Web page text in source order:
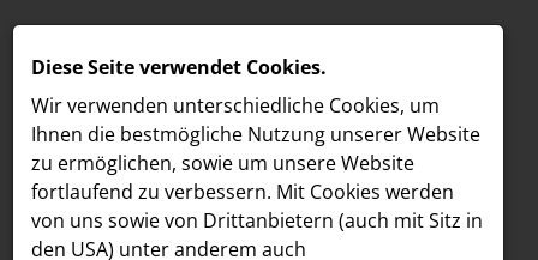
Diese Seite verwendet Cookies.
Wir verwenden unterschiedliche Cookies, um
Ihnen die best­mögliche Nutzung unserer Website
zu ermöglichen, sowie um unsere Website
fortlaufend zu verbessern. Mit Cookies werden
von uns sowie von Drittanbietern (auch mit Sitz in
den USA) unter anderem auch